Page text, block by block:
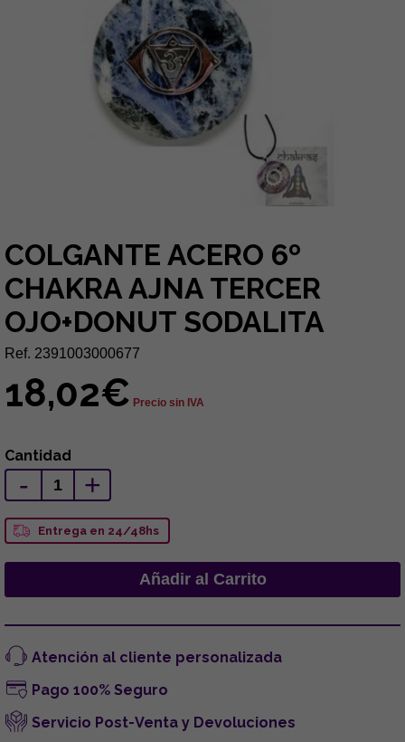
COLGANTE ACERO 6º
CHAKRA AJNA TERCER
OJO+DONUT SODALITA
Ref. 2391003000677
18,02€ Precio sin IVA
Cantidad
- +
Entrega en 24/48hs
Atención al cliente personalizada
Pago 100% Seguro
Servicio Post-Venta y Devoluciones